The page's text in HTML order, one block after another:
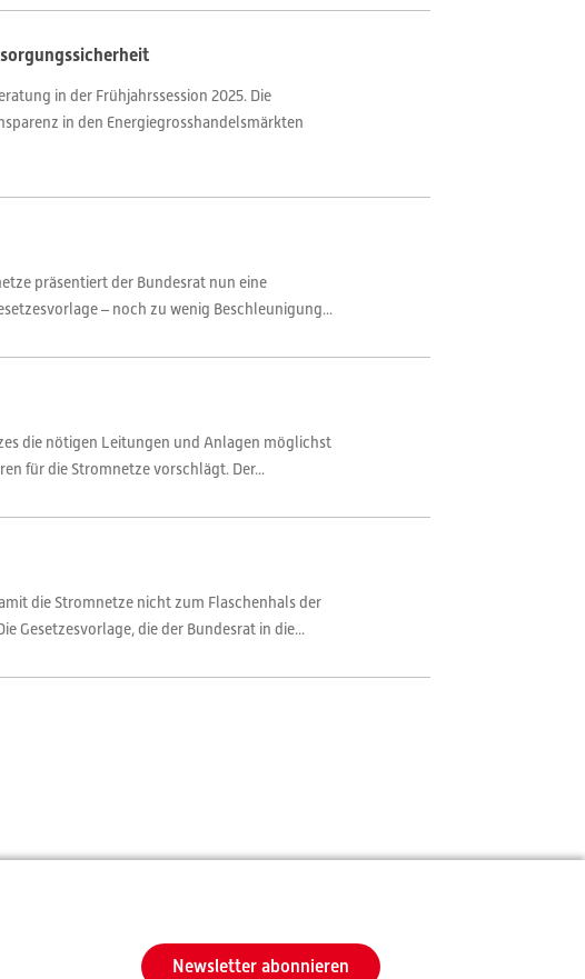
in der Frühjahrssession 2025. Die
in den Energiegrosshandelsmärkten
präsentiert der Bundesrat nun eine
– noch zu wenig Beschleunigung...
die nötigen Leitungen und Anlagen möglichst
für die Stromnetze vorschlägt. Der...
die Stromnetze nicht zum Flaschenhals der
Gesetzesvorlage, die der Bundesrat in die...
Newsletter abonnieren